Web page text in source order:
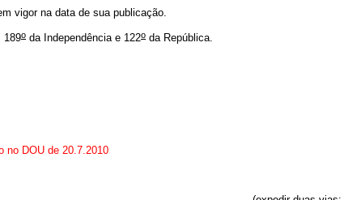
vigor na data de sua publicação.
189o da Independência e 122o da República.
no DOU de 20.7.2010